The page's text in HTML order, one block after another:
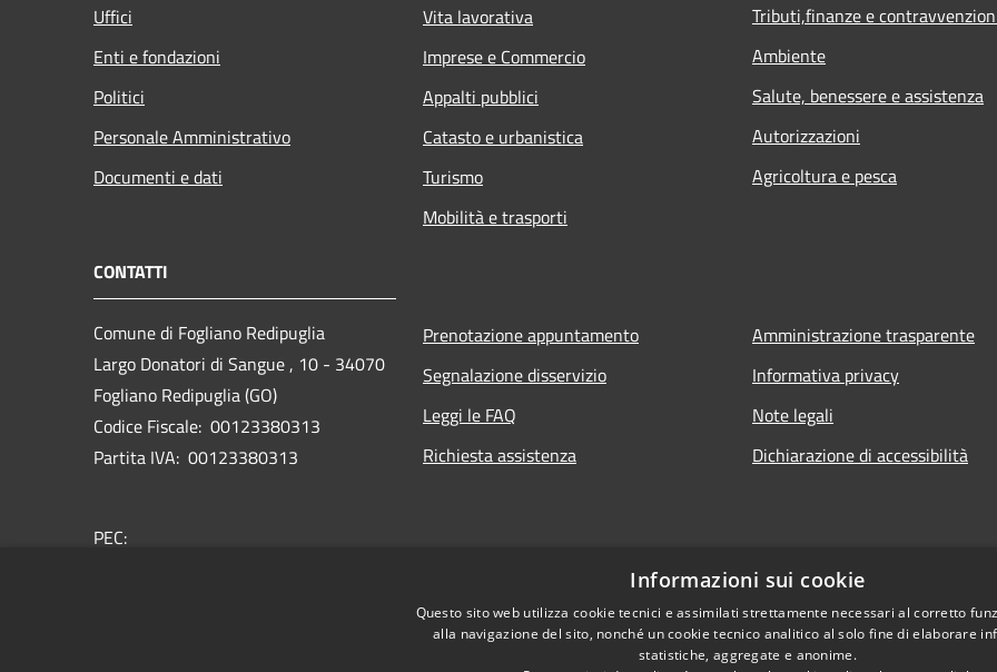
Uffici
Enti e fondazioni
Politici
Personale Amministrativo
Documenti e dati
Vita lavorativa
Imprese e Commercio
Appalti pubblici
Catasto e urbanistica
Turismo
Mobilità e trasporti
Tributi,finanze e
Ambiente
Salute, benessere e assistenza
Autorizzazioni
Agricoltura e pesca
CONTATTI
Comune di Fogliano Redipuglia
Largo Donatori di Sangue , 10 - 34070
Fogliano Redipuglia (GO)
Codice Fiscale: 00123380313
Partita IVA: 00123380313
PEC:
Prenotazione appuntamento
Segnalazione disservizio
Leggi le FAQ
Richiesta assistenza
Amministrazione trasparente
Informativa privacy
Note legali
Dichiarazione di accessibilità
Informazioni sui cookie
Questo sito web utilizza cookie tecnici e assimilati strettamente necessari al corretto
alla navigazione del sito, nonché un cookie tecnico analitico al solo fine di elaborare
statistiche, aggregate e anonime.